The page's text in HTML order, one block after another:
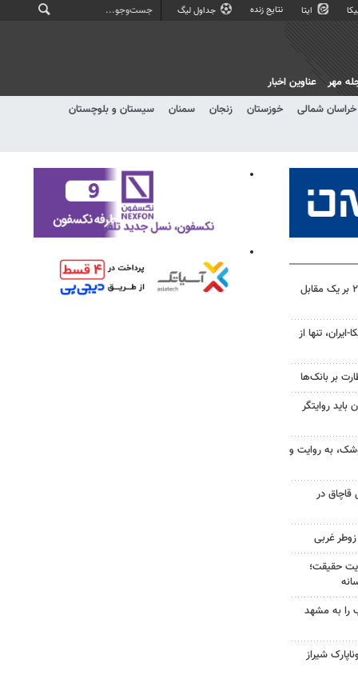
ایتا نتایج زنده جداول لیگ
خراسان شمالی خوزستان زنجان سمنان
سیستان و بلوچستان
مهر عناوین اخبار
فرار تراکتور از شکست؛ پیروزی ۲ بر یک مقابل
تنها از
بر بانک‌ها
روایتگر
به روایت و
قاچاق در
حقیقت؛
را به مشهد
شیراز